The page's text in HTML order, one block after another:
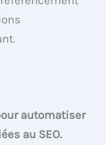
automatiser
au SEO.